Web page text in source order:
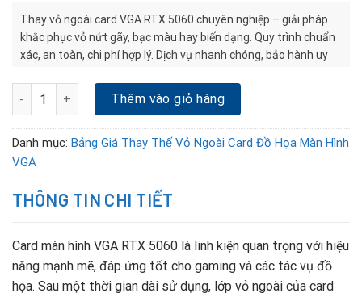
Thay vỏ ngoài card VGA RTX 5060 chuyên nghiệp – giải pháp
khắc phục vỏ nứt gãy, bạc màu hay biến dạng. Quy trình chuẩn
xác, an toàn, chi phí hợp lý. Dịch vụ nhanh chóng, bảo hành uy
Thay thế vỏ ngoài card đồ họa Vga RTX 5060 số lượng
Thêm vào giỏ hàng
Danh mục: Bảng Giá Thay Thế Vỏ Ngoài Card Đồ Họa Màn Hình
VGA
THÔNG TIN CHI TIẾT
Card màn hình VGA RTX 5060 là linh kiện quan trọng với hiệu
năng mạnh mẽ, đáp ứng tốt cho gaming và các tác vụ đồ
họa. Sau một thời gian dài sử dụng, lớp vỏ ngoài của card